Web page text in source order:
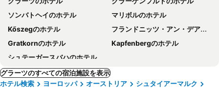
ソンバトヘイのホテル
マリボルのホテル
Kőszegのホテル
フランドニッツ・アン・デア・タイヒャルムのホテル
Gratkornのホテル
Kapfenbergのホテル
シュテーガースバハのホテル
グラーツのすべての宿泊施設を表示
ホテル検索
ヨーロッパ オーストリア
シュタイアーマルク